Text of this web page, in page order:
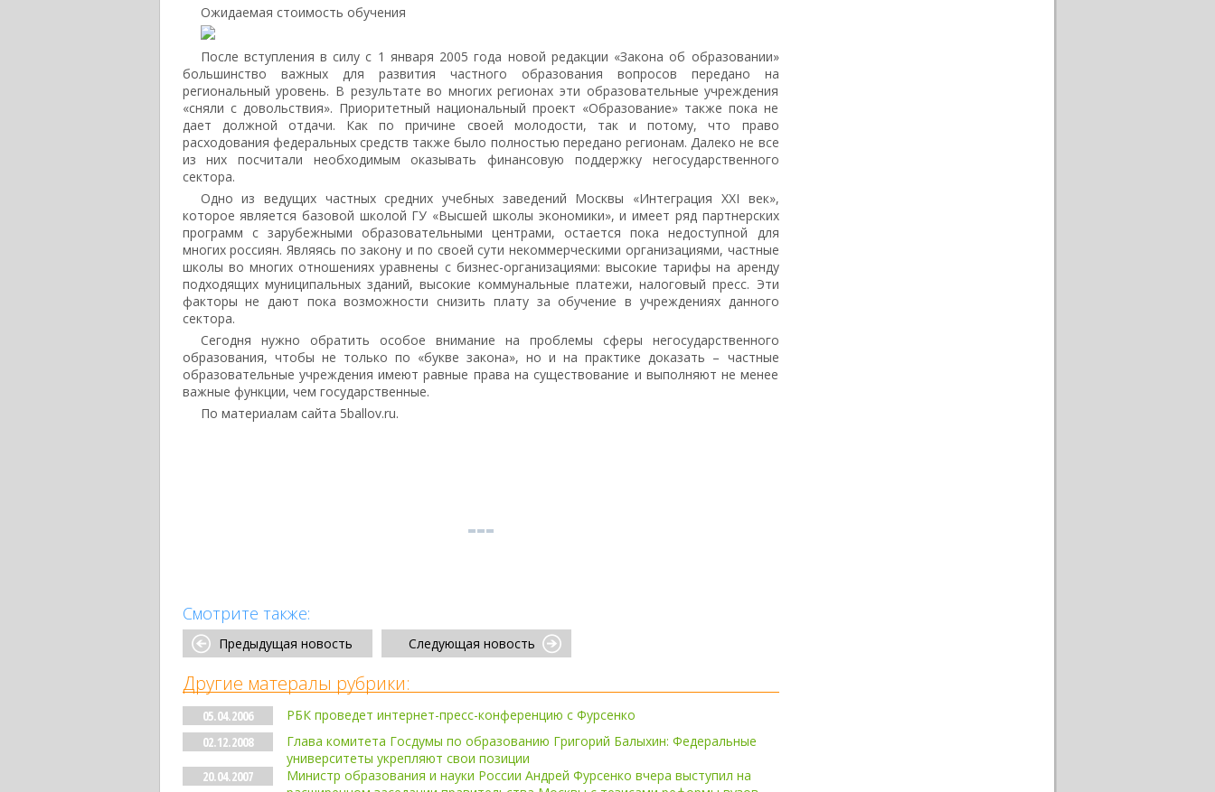
Ожидаемая стоимость обучения
После вступления в силу с 1 января 2005 года новой редакции «Закона об образовании»
большинство важных для развития частного образования вопросов передано на
региональный уровень. В результате во многих регионах эти образовательные учреждения
«сняли с довольствия». Приоритетный национальный проект «Образование» также пока не
дает должной отдачи. Как по причине своей молодости, так и потому, что право
расходования федеральных средств также было полностью передано регионам. Далеко не все
из них посчитали необходимым оказывать финансовую поддержку негосударственного
сектора.
Одно из ведущих частных средних учебных заведений Москвы «Интеграция XXI век»,
которое является базовой школой ГУ «Высшей школы экономики», и имеет ряд партнерских
программ с зарубежными образовательными центрами, остается пока недоступной для
многих россиян. Являясь по закону и по своей сути некоммерческими организациями, частные
школы во многих отношениях уравнены с бизнес-организациями: высокие тарифы на аренду
подходящих муниципальных зданий, высокие коммунальные платежи, налоговый пресс. Эти
факторы не дают пока возможности снизить плату за обучение в учреждениях данного
сектора.
Сегодня нужно обратить особое внимание на проблемы сферы негосударственного
образования, чтобы не только по «букве закона», но и на практике доказать – частные
образовательные учреждения имеют равные права на существование и выполняют не менее
важные функции, чем государственные.
По материалам сайта 5ballov.ru.
Смотрите также:
Предыдущая новость Следующая новость
Другие матералы рубрики:
05.04.2006
РБК проведет интернет-пресс-конференцию с Фурсенко
02.12.2008
Глава комитета Госдумы по образованию Григорий Балыхин: Федеральные
университеты укрепляют свои позиции
20.04.2007
Министр образования и науки России Андрей Фурсенко вчера выступил на